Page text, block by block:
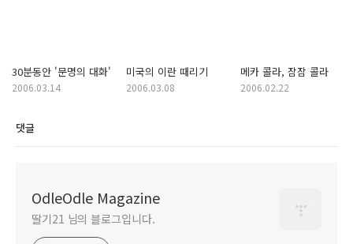
30분동안 '문명의 대화'
2006.03.14
미국의 이란 때리기
2006.03.08
메카 콜라, 잠잠 콜라
2006.02.22
댓글
OdleOdle Magazine
딸기21 님의 블로그입니다.